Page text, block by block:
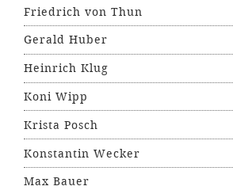
Friedrich von Thun
Gerald Huber
Heinrich Klug
Koni Wipp
Krista Posch
Konstantin Wecker
Max Bauer